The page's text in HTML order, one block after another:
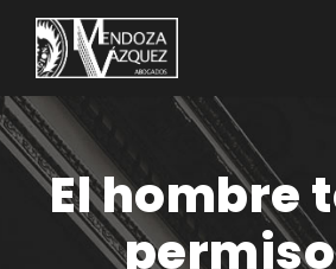
El hombre